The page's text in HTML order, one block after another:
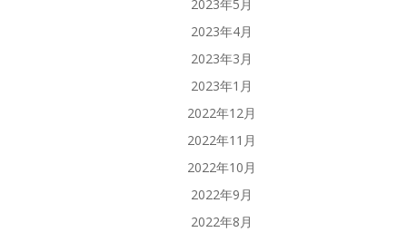
2023年5月
2023年4月
2023年3月
2023年1月
2022年12月
2022年11月
2022年10月
2022年9月
2022年8月